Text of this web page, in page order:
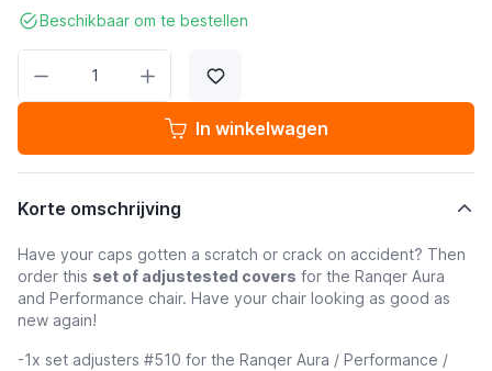
Beschikbaar om te bestellen
In winkelwagen
Korte omschrijving
Have your caps gotten a scratch or crack on accident? Then
order this set of adjustested covers for the Ranqer Aura
and Performance chair. Have your chair looking as good as
new again!
-1x set adjusters #510 for the Ranqer Aura / Performance /